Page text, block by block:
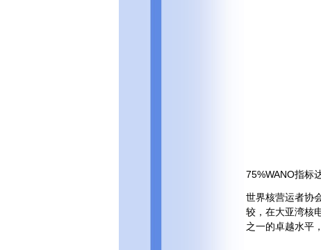
75%WANO指标
世界核营运者协
较，在大亚湾核
之一的卓越水平